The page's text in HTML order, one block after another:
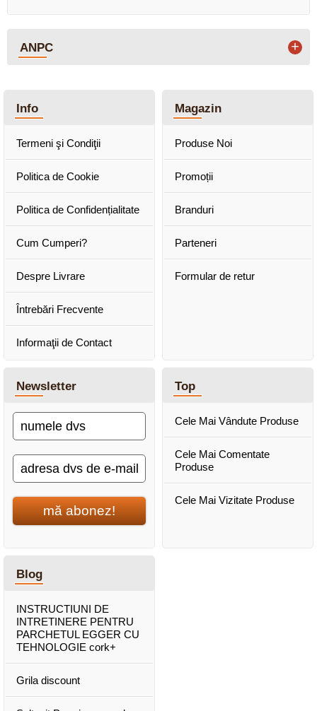
ANPC +
Info
Termeni şi Condiţii
Politica de Cookie
Politica de Confidențialitate
Cum Cumperi?
Despre Livrare
Întrebări Frecvente
Informaţii de Contact
Magazin
Produse Noi
Promoții
Branduri
Parteneri
Formular de retur
Newsletter
mă abonez!
Top
Cele Mai Vândute Produse
Cele Mai Comentate
Produse
Cele Mai Vizitate Produse
Blog
INSTRUCTIUNI DE
INTRETINERE PENTRU
PARCHETUL EGGER CU
TEHNOLOGIE cork+
Grila discount